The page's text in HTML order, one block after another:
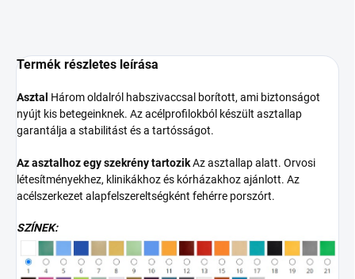
Termék részletes leírása
Asztal Három oldalról habszivaccsal borított, ami biztonságot
nyújt kis betegeinknek. Az acélprofilokból készült asztallap
garantálja a stabilitást és a tartósságot.
Az asztalhoz egy szekrény tartozikAz asztallap alatt. Orvosi
létesítményekhez, klinikákhoz és kórházakhoz ajánlott. Az
acélszerkezet alapfelszereltségként fehérre porszórt.
SZÍNEK: